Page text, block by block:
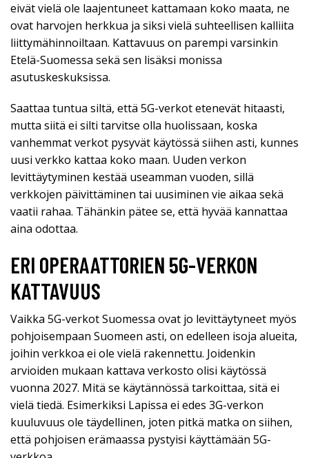
eivät vielä ole laajentuneet kattamaan koko maata, ne
ovat harvojen herkkua ja siksi vielä suhteellisen kalliita
liittymähinnoiltaan. Kattavuus on parempi varsinkin
Etelä-Suomessa sekä sen lisäksi monissa
asutuskeskuksissa.
Saattaa tuntua siltä, että 5G-verkot etenevät hitaasti,
mutta siitä ei silti tarvitse olla huolissaan, koska
vanhemmat verkot pysyvät käytössä siihen asti, kunnes
uusi verkko kattaa koko maan. Uuden verkon
levittäytyminen kestää useamman vuoden, sillä
verkkojen päivittäminen tai uusiminen vie aikaa sekä
vaatii rahaa. Tähänkin pätee se, että hyvää kannattaa
aina odottaa.
ERI OPERAATTORIEN 5G-VERKON
KATTAVUUS
Vaikka 5G-verkot Suomessa ovat jo levittäytyneet myös
pohjoisempaan Suomeen asti, on edelleen isoja alueita,
joihin verkkoa ei ole vielä rakennettu. Joidenkin
arvioiden mukaan kattava verkosto olisi käytössä
vuonna 2027. Mitä se käytännössä tarkoittaa, sitä ei
vielä tiedä. Esimerkiksi Lapissa ei edes 3G-verkon
kuuluvuus ole täydellinen, joten pitkä matka on siihen,
että pohjoisen erämaassa pystyisi käyttämään 5G-